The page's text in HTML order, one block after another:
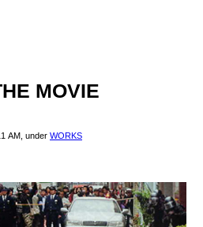
MOVIE
AM, under WORKS